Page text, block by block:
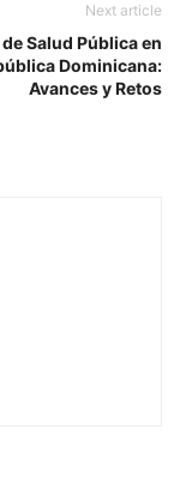
Next article
Salud Pública en
Dominicana:
Avances y Retos